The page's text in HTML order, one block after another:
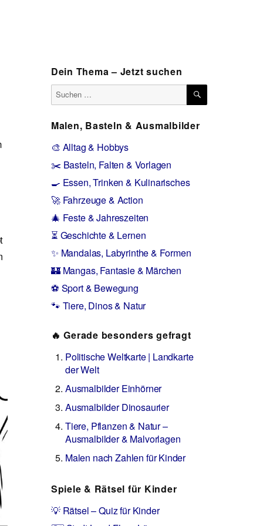
Dein Thema – Jetzt suchen
Suchen
nach:
SUCHEN
Malen, Basteln & Ausmalbilder
🎨 Alltag & Hobbys
✂️ Basteln, Falten & Vorlagen
🍳 Essen, Trinken & Kulinarisches
🚀 Fahrzeuge & Action
🎄 Feste & Jahreszeiten
⏳ Geschichte & Lernen
✨ Mandalas, Labyrinthe & Formen
🏰 Mangas, Fantasie & Märchen
⚽ Sport & Bewegung
🐾 Tiere, Dinos & Natur
🔥 Gerade besonders gefragt
Politische Weltkarte | Landkarte
der Welt
Ausmalbilder Einhörner
Ausmalbilder Dinosaurier
Tiere, Pflanzen & Natur –
Ausmalbilder & Malvorlagen
Malen nach Zahlen für Kinder
Spiele & Rätsel für Kinder
💡 Rätsel – Quiz für Kinder